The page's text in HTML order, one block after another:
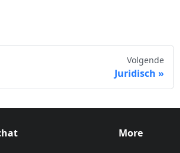
Volgende
Juridisch
More